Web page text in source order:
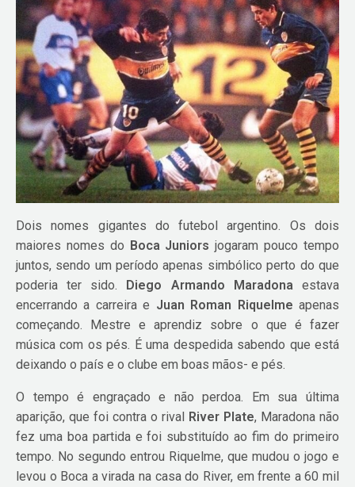
Dois nomes gigantes do futebol argentino. Os dois
maiores nomes do Boca Juniors jogaram pouco tempo
juntos, sendo um período apenas simbólico perto do que
poderia ter sido. Diego Armando Maradonaestava
encerrando a carreira e Juan Roman Riquelme apenas
começando. Mestre e aprendiz sobre o que é fazer
música com os pés. É uma despedida sabendo que está
deixando o país e o clube em boas mãos- e pés.
O tempo é engraçado e não perdoa. Em sua última
aparição, que foi contra o rival River Plate, Maradona não
fez uma boa partida e foi substituído ao fim do primeiro
tempo. No segundo entrou Riquelme, que mudou o jogo e
levou o Boca a virada na casa do River, em frente a 60 mil